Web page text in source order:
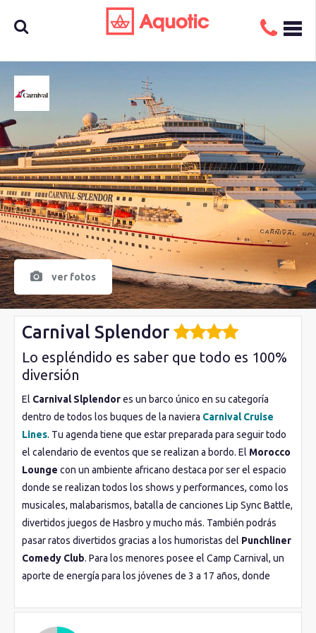
Busca
aquí tu
crucero
ver fotos
Carnival Splendor
Lo espléndido es saber que todo es 100%
diversión
El Carnival Slplendores un barco único en su categoría
dentro de todos los buques de la naviera Carnival Cruise
Lines. Tu agenda tiene que estar preparada para seguir todo
el calendario de eventos que se realizan a bordo. El Morocco
Lounge con un ambiente africano destaca por ser el espacio
donde se realizan todos los shows y performances, como los
musicales, malabarismos, batalla de canciones Lip Sync Battle,
divertidos juegos de Hasbro y mucho más. También podrás
pasar ratos divertidos gracias a los humoristas del Punchliner
Comedy Club. Para los menores posee el Camp Carnival, un
aporte de energía para los jóvenes de 3 a 17 años, donde
En las cubiertas superiores se encuentran las fantásticas
piscinas. los toboganes